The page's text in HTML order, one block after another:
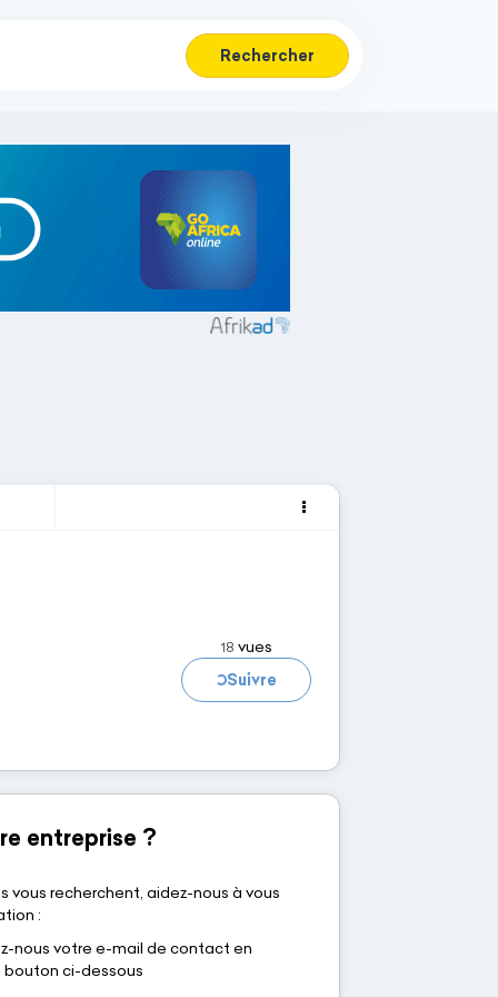
Rechercher
18 vues
Chargement... Suivre
entreprise ?
vous recherchent, aidez-nous à vous
:
nous votre e-mail de contact en
bouton ci-dessous